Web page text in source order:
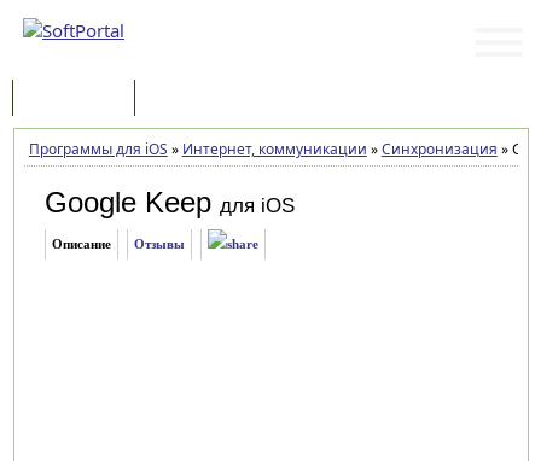
Программы для iOS » Интернет, коммуникации »Синхронизация »
Google Keep для iOS
Описание Отзывы